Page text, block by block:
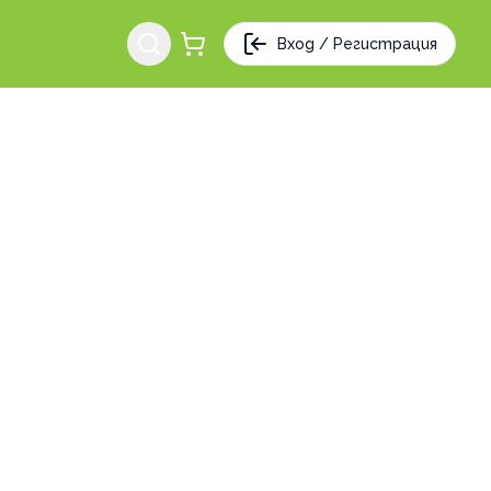
Вход / Регистрация